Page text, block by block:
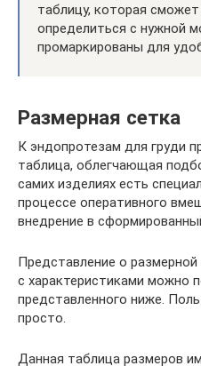
таблицу, которая
определиться с нужной
промаркированы для
Размерная сетка
К эндопротезам для груди
таблица, облегчающая
самих изделиях есть
процессе оперативного
внедрение в
Представление о
с характеристиками можно
представленного ниже.
просто.
Данная таблица размеров